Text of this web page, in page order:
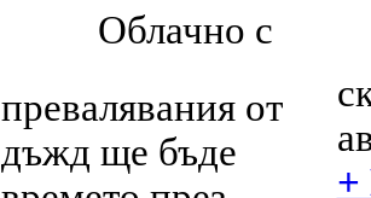
Облачно с
превалявания от
дъжд ще бъде
+